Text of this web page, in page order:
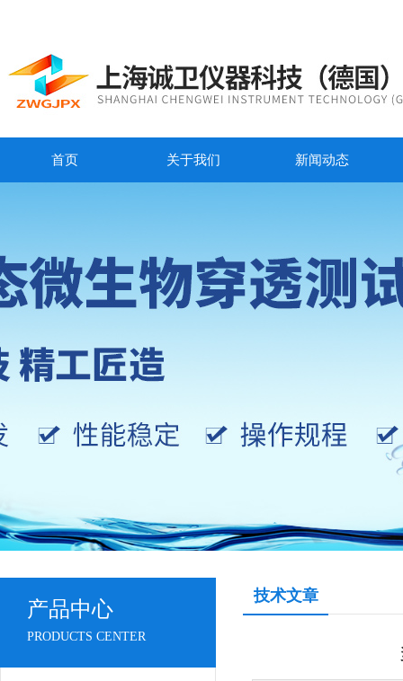
首页 关于我们 新闻动态
产品中心
PRODUCTS CENTER
技术文章